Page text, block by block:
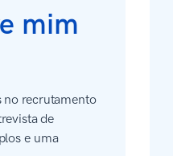
mim
no recrutamento
de
e uma